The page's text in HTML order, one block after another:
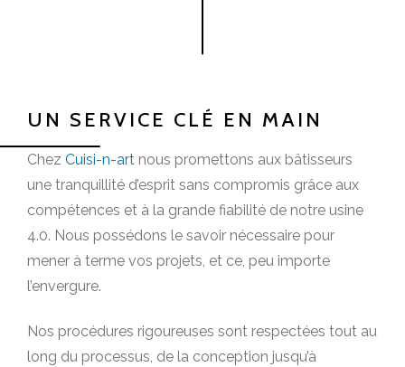
UN SERVICE CLÉ EN MAIN
Chez Cuisi-n-artnous promettons aux bâtisseurs
une tranquillité d’esprit sans compromis grâce aux
compétences et à la grande fiabilité de notre usine
4.0. Nous possédons le savoir nécessaire pour
mener à terme vos projets, et ce, peu importe
l’envergure.
Nos procédures rigoureuses sont respectées tout au
long du processus, de la conception jusqu’à